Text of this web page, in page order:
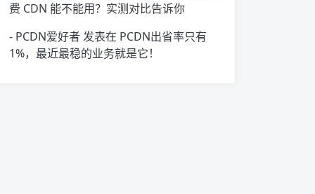
费 CDN 能不能用？实测对比告诉你
- PCDN爱好者发表在 PCDN出省率只有
1%，最近最稳的业务就是它！